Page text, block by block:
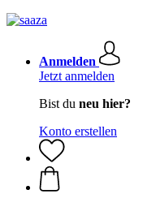
Anmelden
Jetzt anmelden
Bist du neu hier?
Konto erstellen